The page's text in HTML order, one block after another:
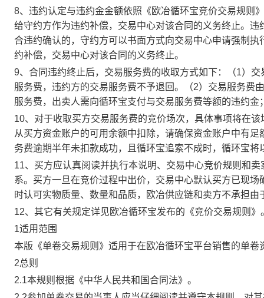
8、违约认定与违约金金额依照《欧冶循环宝竞价交易规则
给守约方作为违约补偿，交易中心对该合同的义务终止。
合违约确认的，守约方可以书面方式向交易中心申请强制
约补偿，交易中心对该合同的义务终止。
9、合同违约终止后，交易服务费的收取方式如下：（1）
服务费，违约方的交易服务费不予退回。（2）交易服务费
服务费，出卖人需向循环宝支付与交易服务费等额的违约
10、对于收取买方交易服务费的竞价场次，具体事项将在
从买方资金账户的可用余额中扣除，请确保资金账户中有
务费逾期半年未扣款成功，且循环宝追索不成时，循环宝将
11、买方应认真阅读并执行本说明、交易中心竞价规则和
系。买方一旦在竞价过程中出价，交易中心默认买方已现
时认可实物质量、数量和品质，欧冶供应链和卖方不承担由
12、其它有关规定详见欧冶循环宝发布的《竞价交易规则》
1适用范围
本版《单卷交易规则》适用于在欧冶循环宝平台销售的单卷
2总则
2.1本规则根据《中华人民共和国合同法》。